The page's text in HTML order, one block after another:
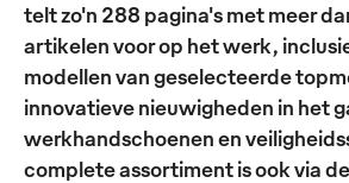
telt zo'n 288 pagina's met meer
artikelen voor op het werk,
modellen van geselecteerde
innovatieve nieuwigheden in het
werkhandschoenen en
complete assortiment is ook via